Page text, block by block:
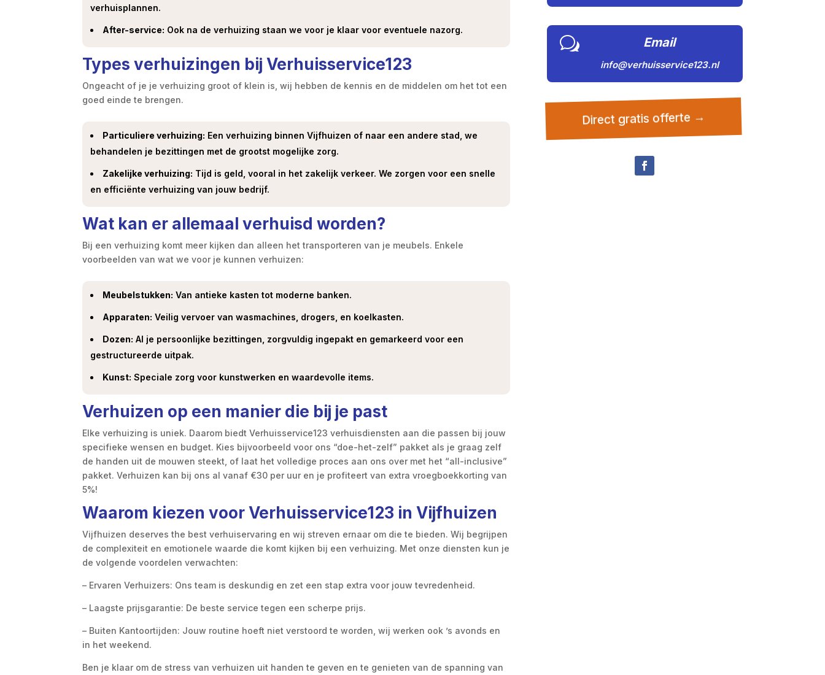
verhuisplannen.
After-service: Ook na de verhuizing staan we voor je klaar voor eventuele nazorg.
Types verhuizingen bij Verhuisservice123
Ongeacht of je je verhuizing groot of klein is, wij hebben de kennis en de middelen om het tot een
goed einde te brengen.
Particuliere verhuizing: Een verhuizing binnen Vijfhuizen of naar een andere stad, we
behandelen je bezittingen met de grootst mogelijke zorg.
Zakelijke verhuizing: Tijd is geld, vooral in het zakelijk verkeer. We zorgen voor een snelle
en efficiënte verhuizing van jouw bedrijf.
Wat kan er allemaal verhuisd worden?
Bij een verhuizing komt meer kijken dan alleen het transporteren van je meubels. Enkele
voorbeelden van wat we voor je kunnen verhuizen:
Meubelstukken: Van antieke kasten tot moderne banken.
Apparaten: Veilig vervoer van wasmachines, drogers, en koelkasten.
Dozen: Al je persoonlijke bezittingen, zorgvuldig ingepakt en gemarkeerd voor een
gestructureerde uitpak.
Kunst: Speciale zorg voor kunstwerken en waardevolle items.
Verhuizen op een manier die bij je past
Elke verhuizing is uniek. Daarom biedt Verhuisservice123 verhuisdiensten aan die passen bij jouw
specifieke wensen en budget. Kies bijvoorbeeld voor ons “doe-het-zelf” pakket als je graag zelf
de handen uit de mouwen steekt, of laat het volledige proces aan ons over met het “all-inclusive”
pakket. Verhuizen kan bij ons al vanaf €30 per uur en je profiteert van extra vroegboekkorting van
5%!
Waarom kiezen voor Verhuisservice123 in Vijfhuizen
Vijfhuizen deserves the best verhuiservaring en wij streven ernaar om die te bieden. Wij begrijpen
de complexiteit en emotionele waarde die komt kijken bij een verhuizing. Met onze diensten kun je
de volgende voordelen verwachten:
– Ervaren Verhuizers: Ons team is deskundig en zet een stap extra voor jouw tevredenheid.
– Laagste prijsgarantie: De beste service tegen een scherpe prijs.
– Buiten Kantoortijden: Jouw routine hoeft niet verstoord te worden, wij werken ook ’s avonds en
in het weekend.
Ben je klaar om de stress van verhuizen uit handen te geven en te genieten van de spanning van
w Email
info@verhuisservice123.nl
Direct gratis offerte →